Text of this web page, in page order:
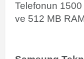
Telefonun
ve 512 MB